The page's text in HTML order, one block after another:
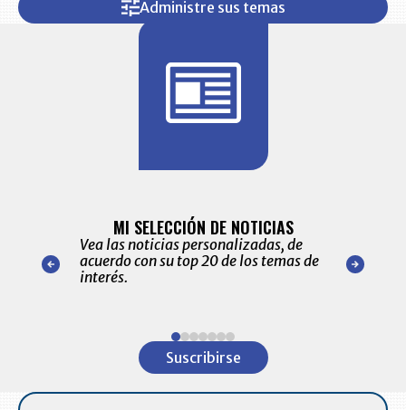
Administre sus temas
nuestro
para
MI SELECCIÓN DE NOTICIAS
Vea las noticias personalizadas, de
acuerdo con su top 20 de los temas de
interés.
de las
Suscribirse